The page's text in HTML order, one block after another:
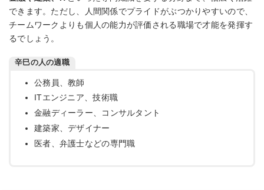
できます。ただし、人間関係でプライドがぶつかりやすいので、
チームワークよりも個人の能力が評価される職場で才能を発揮す
るでしょう。
辛巳の人の適職
公務員、教師
ITエンジニア、技術職
金融ディーラー、コンサルタント
建築家、デザイナー
医者、弁護士などの専門職